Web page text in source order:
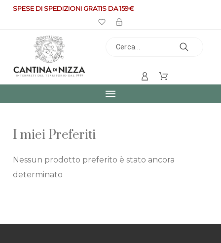
SPESE DI SPEDIZIONI GRATIS DA 159€
I miei Preferiti
Nessun prodotto preferito è stato ancora
determinato